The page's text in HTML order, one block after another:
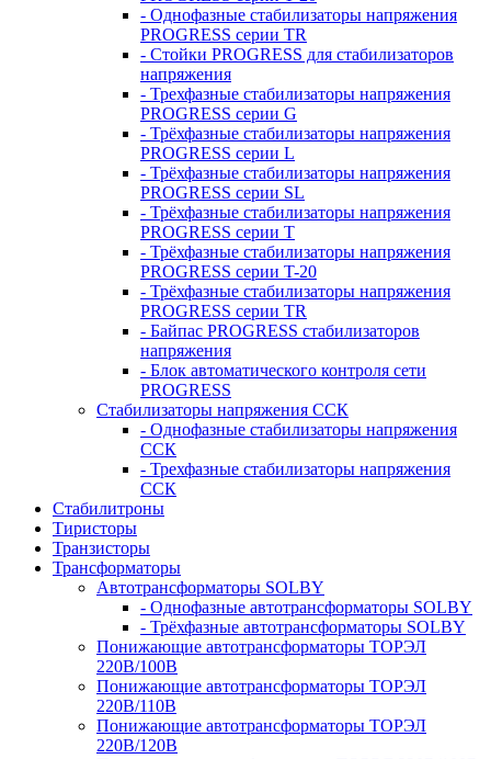
- Однофазные стабилизаторы напряжения
PROGRESS серии TR
- Стойки PROGRESS для стабилизаторов
напряжения
- Трехфазные стабилизаторы напряжения
PROGRESS серии G
- Трёхфазные стабилизаторы напряжения
PROGRESS серии L
- Трёхфазные стабилизаторы напряжения
PROGRESS серии SL
- Трёхфазные стабилизаторы напряжения
PROGRESS серии T
- Трёхфазные стабилизаторы напряжения
PROGRESS серии T-20
- Трёхфазные стабилизаторы напряжения
PROGRESS серии TR
- Байпас PROGRESS стабилизаторов
напряжения
- Блок автоматического контроля сети
PROGRESS
Стабилизаторы напряжения ССК
- Однофазные стабилизаторы напряжения
ССК
- Трехфазные стабилизаторы напряжения
ССК
Стабилитроны
Тиристоры
Транзисторы
Трансформаторы
Автотрансформаторы SOLBY
- Однофазные автотрансформаторы SOLBY
- Трёхфазные автотрансформаторы SOLBY
Понижающие автотрансформаторы ТОРЭЛ
220В/100В
Понижающие автотрансформаторы ТОРЭЛ
220В/110В
Понижающие автотрансформаторы ТОРЭЛ
220В/120В